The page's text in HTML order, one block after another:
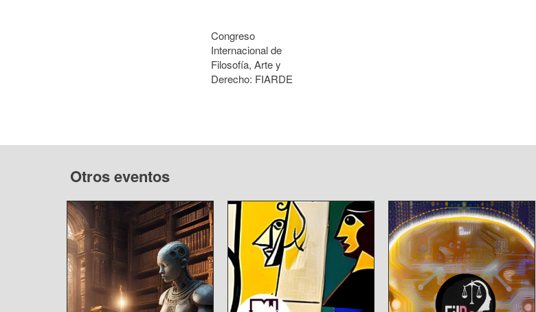
Congreso
Internacional de
Filosofía, Arte y
Derecho: FIARDE
Otros eventos